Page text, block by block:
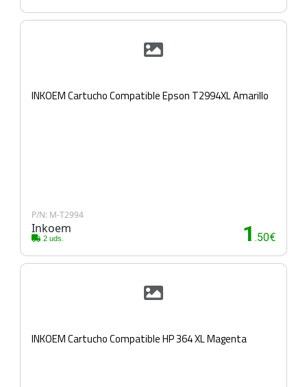
INKOEM Cartucho Compatible Epson T2994XL Amarillo
P/N: M-T2994
Inkoem
2 uds. 1 .50€
INKOEM Cartucho Compatible HP 364 XL Magenta